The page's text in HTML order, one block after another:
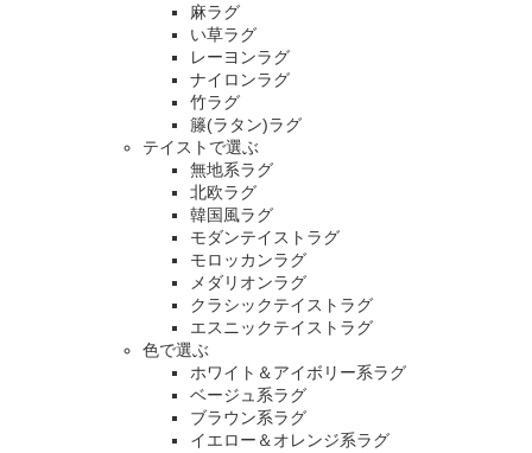
麻ラグ
い草ラグ
レーヨンラグ
ナイロンラグ
竹ラグ
籐(ラタン)ラグ
テイストで選ぶ
無地系ラグ
北欧ラグ
韓国風ラグ
モダンテイストラグ
モロッカンラグ
メダリオンラグ
クラシックテイストラグ
エスニックテイストラグ
色で選ぶ
ホワイト＆アイボリー系ラグ
ベージュ系ラグ
ブラウン系ラグ
イエロー＆オレンジ系ラグ